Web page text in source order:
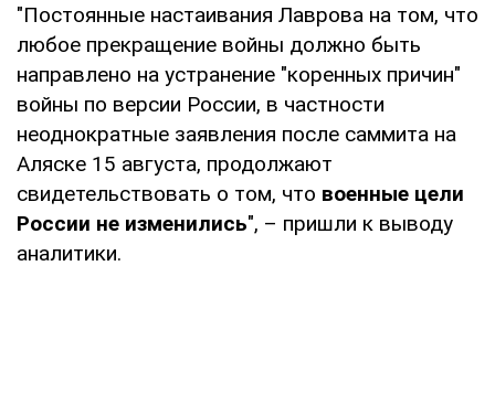
"Постоянные настаивания Лаврова на том, что
любое прекращение войны должно быть
направлено на устранение "коренных причин"
войны по версии России, в частности
неоднократные заявления после саммита на
Аляске 15 августа, продолжают
свидетельствовать о том, что военные цели
России не изменились", – пришли к выводу
аналитики.